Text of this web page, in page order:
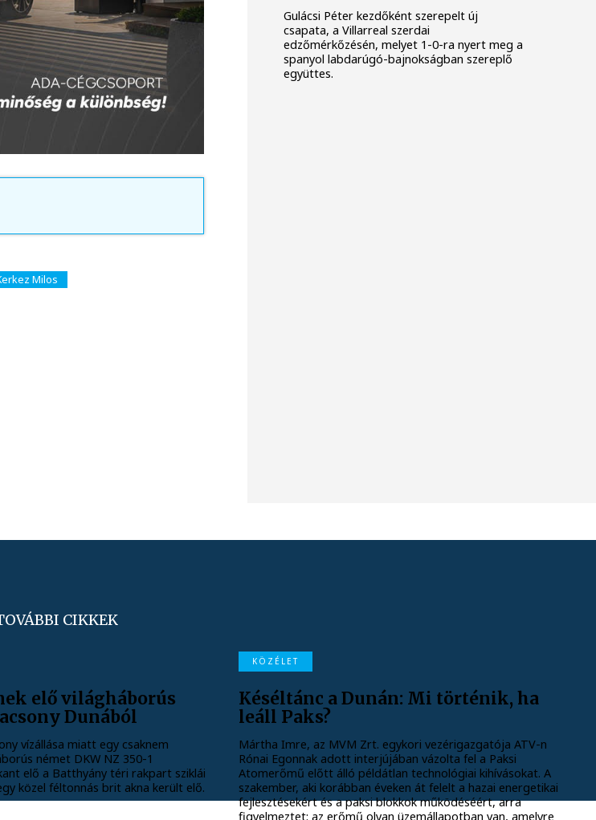
Milos
Gulácsi Péter kezdőként szerepelt új
csapata, a Villarreal szerdai
edzőmérkőzésén, melyet 1-0-ra nyert meg a
spanyol labdarúgó-bajnokságban szereplő
együttes.
CIKKEK
elő világháborús
Dunából
vízállása miatt egy csaknem
német DKW NZ 350-1
elő a Batthyány téri rakpart sziklái
közel féltonnás brit akna került elő.
KÖZÉLET
Késéltánc a Dunán: Mi történik, ha
leáll Paks?
Mártha Imre, az MVM Zrt. egykori vezérigazgatója ATV-n
Rónai Egonnak adott interjújában vázolta fel a Paksi
Atomerőmű előtt álló példátlan technológiai kihívásokat. A
szakember, aki korábban éveken át felelt a hazai energetikai
fejlesztésekért és a paksi blokkok működéséért, arra
figyelmeztet: az erőmű olyan üzemállapotban van, amelyre